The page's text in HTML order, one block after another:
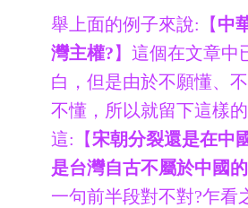
舉上面的例子來說: 【中
灣主權?】 這個在文章中
白，但是由於不願懂、
不懂，所以就留下這樣
這: 【宋朝分裂還是在中
是台灣自古不屬於中國
一句前半段對不對?乍看